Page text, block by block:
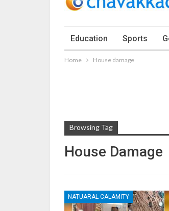
Education Sports
Home House damage
Browsing Tag
House Damage
NATUARAL CALAMITY